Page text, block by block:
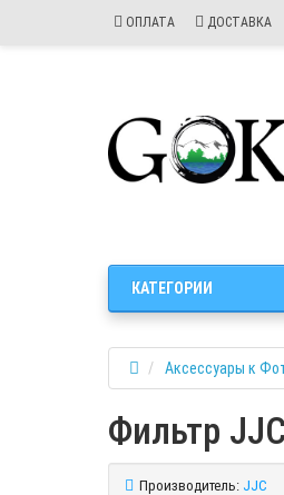
ОПЛАТА ДОСТАВКА
КАТЕГОРИИ
Аксессуары к
Фильтр
Производитель: JJC